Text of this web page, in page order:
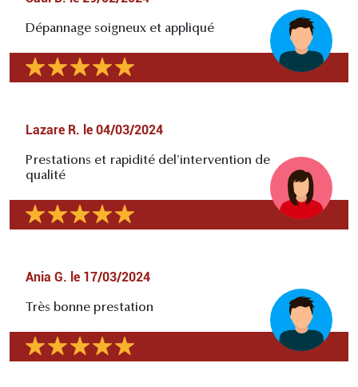
Dépannage soigneux et appliqué
Lazare R. le 04/03/2024
Prestations et rapidité del'intervention de
qualité
Ania G. le 17/03/2024
Très bonne prestation